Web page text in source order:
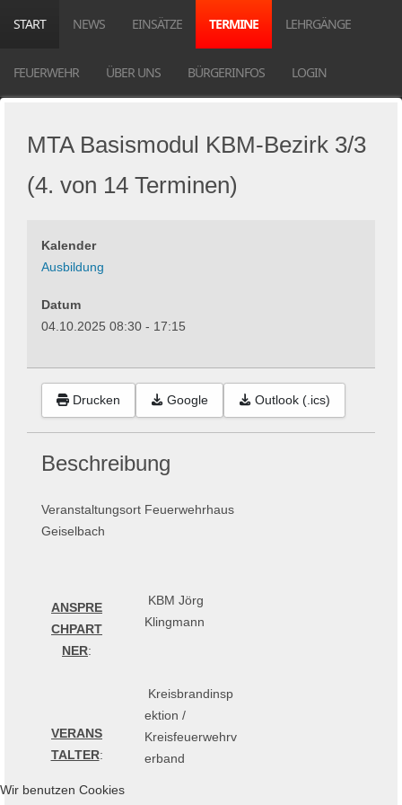
START NEWS EINSÄTZE TERMINE LEHRGÄNGE
FEUERWEHR ÜBER UNS BÜRGERINFOS LOGIN
MTA Basismodul KBM-Bezirk 3/3
(4. von 14 Terminen)
Kalender
Ausbildung
Datum
04.10.2025 08:30 - 17:15
Drucken Google Outlook (.ics)
Beschreibung
Veranstaltungsort Feuerwehrhaus
Geiselbach
ANSPRE
CHPART
NER:
KBM Jörg
Klingmann
VERANS
TALTER:
Kreisbrandinsp
ektion /
Kreisfeuerwehrv
erband
Wir benutzen Cookies